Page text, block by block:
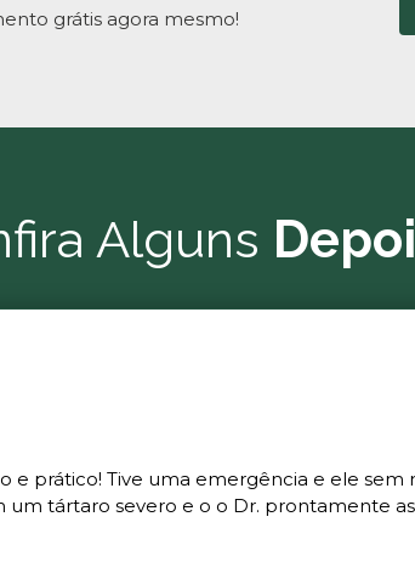
grátis agora mesmo!
Alguns
prático! Tive uma emergência e ele
tártaro severo e o o Dr. prontamente